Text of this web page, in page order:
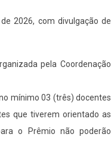
2026, com divulgação de
pela Coordenação
mínimo 03 (três) docentes
que tiverem orientado as
o Prêmio não poderão